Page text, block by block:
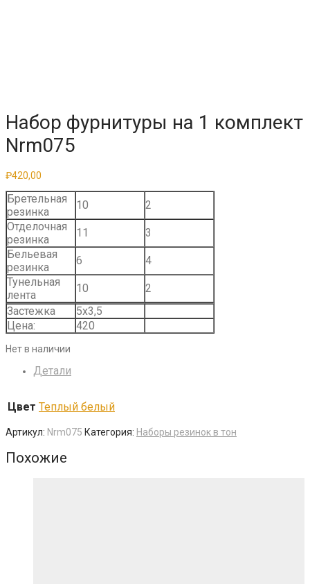
Набор фурнитуры на 1 комплект
Nrm075
₽420,00
Бретельная
резинка
10
2
Отделочная
резинка
11
3
Бельевая
резинка
6
4
Тунельная
лента
10
2
Застежка
5х3,5
Цена:
420
Нет в наличии
Детали
Цвет Теплый белый
Артикул: Nrm075 Категория: Наборы резинок в тон
Похожие